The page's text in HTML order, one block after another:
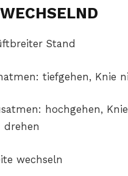
Stand
tiefgehen, Knie
hochgehen,
drehen
wechseln